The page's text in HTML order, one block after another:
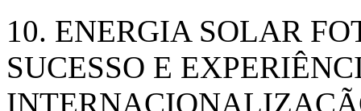
10. ENERGIA SOLAR
SUCESSO E